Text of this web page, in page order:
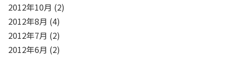
2012年10月 (2)
2012年8月 (4)
2012年7月 (2)
2012年6月 (2)